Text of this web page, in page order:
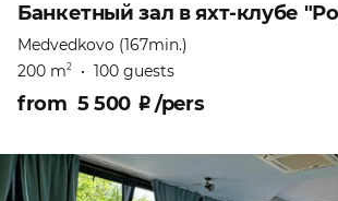
Банкетный зал в яхт-клубе
Medvedkovo (167min.)
200 m2 • 100 guests
from 5 500 ₽/pers